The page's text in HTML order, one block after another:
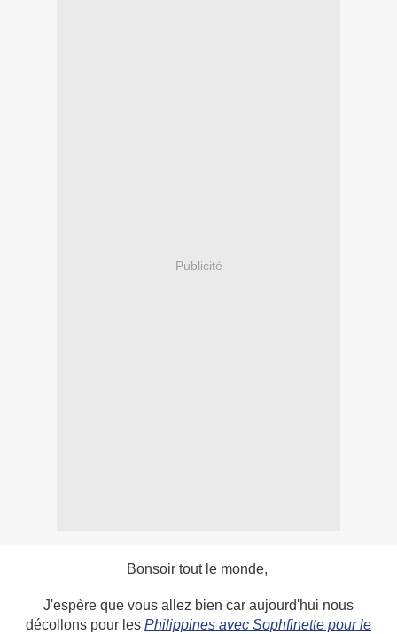
Publicité
Bonsoir tout le monde,
J'espère que vous allez bien car aujourd'hui nous
décollons pour les Philippines avec Sophfinette pour le